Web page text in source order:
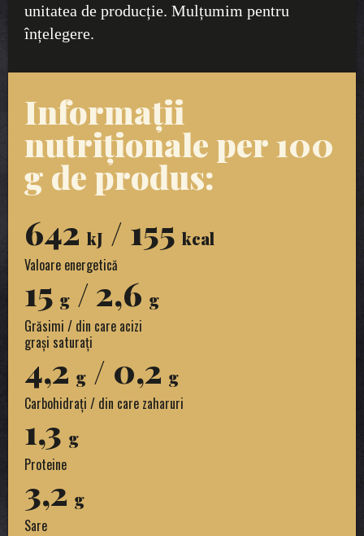
unitatea de producție. Mulțumim pentru
înțelegere.
Informații
nutriționale per 100
g de produs:
642 kJ / 155 kcal
Valoare energetică
15 g / 2,6 g
Grăsimi / din care acizi
grași saturați
4,2 g / 0,2 g
Carbohidrați / din care zaharuri
1,3 g
Proteine
3,2 g
Sare